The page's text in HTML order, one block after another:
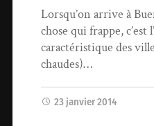
Lorsqu’on arrive à
chose qui frappe, c’est
caractéristique des
chaudes)…
23 janvier 2014